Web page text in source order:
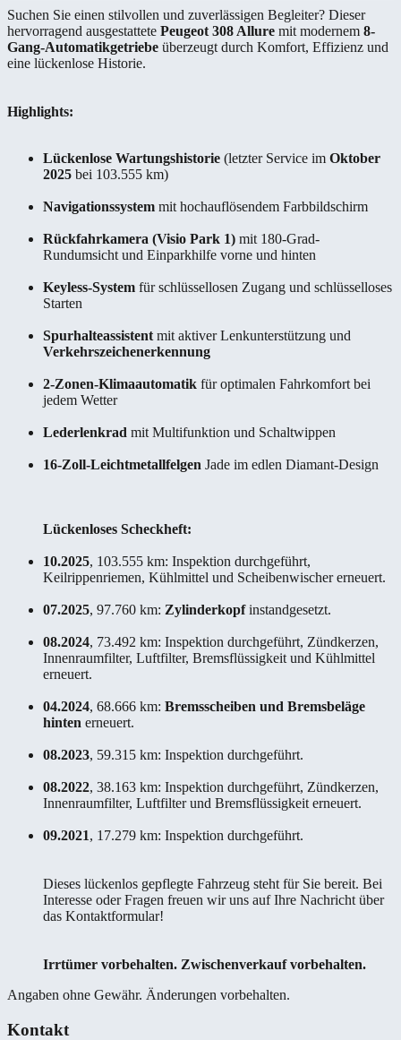
Suchen Sie einen stilvollen und zuverlässigen Begleiter? Dieser
hervorragend ausgestattete Peugeot 308 Allure mit modernem 8-
Gang-Automatikgetriebe überzeugt durch Komfort, Effizienz und
eine lückenlose Historie.
Highlights:
Lückenlose Wartungshistorie (letzter Service im Oktober
2025 bei 103.555 km)
Navigationssystem mit hochauflösendem Farbbildschirm
Rückfahrkamera (Visio Park 1) mit 180-Grad-
Rundumsicht und Einparkhilfe vorne und hinten
Keyless-System für schlüssellosen Zugang und schlüsselloses
Starten
Spurhalteassistent mit aktiver Lenkunterstützung und
Verkehrszeichenerkennung
2-Zonen-Klimaautomatik für optimalen Fahrkomfort bei
jedem Wetter
Lederlenkrad mit Multifunktion und Schaltwippen
16-Zoll-Leichtmetallfelgen Jade im edlen Diamant-Design
Lückenloses Scheckheft:
10.2025, 103.555 km: Inspektion durchgeführt,
Keilrippenriemen, Kühlmittel und Scheibenwischer erneuert.
07.2025, 97.760 km: Zylinderkopfinstandgesetzt.
08.2024, 73.492 km: Inspektion durchgeführt, Zündkerzen,
Innenraumfilter, Luftfilter, Bremsflüssigkeit und Kühlmittel
erneuert.
04.2024, 68.666 km: Bremsscheiben und Bremsbeläge
hinten erneuert.
08.2023, 59.315 km: Inspektion durchgeführt.
08.2022, 38.163 km: Inspektion durchgeführt, Zündkerzen,
Innenraumfilter, Luftfilter und Bremsflüssigkeit erneuert.
09.2021, 17.279 km: Inspektion durchgeführt.
Dieses lückenlos gepflegte Fahrzeug steht für Sie bereit. Bei
Interesse oder Fragen freuen wir uns auf Ihre Nachricht über
das Kontaktformular!
Irrtümer vorbehalten. Zwischenverkauf vorbehalten.
Angaben ohne Gewähr. Änderungen vorbehalten.
Kontakt